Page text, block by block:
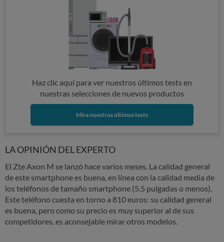
Haz clic aquí para ver nuestros últimos tests en
nuestras selecciones de nuevos productos
Mira nuestros últimos tests
LA OPINIÓN DEL EXPERTO
El Zte Axon M se lanzó hace varios meses. La calidad general
de este smartphone es buena, en línea con la calidad media de
los teléfonos de tamaño smartphone (5.5 pulgadas o menos).
Este teléfono cuesta en torno a 810 euros: su calidad general
es buena, pero como su precio es muy superior al de sus
competidores, es aconsejable mirar otros modelos.